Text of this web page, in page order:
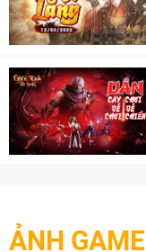
ẢNH GAME